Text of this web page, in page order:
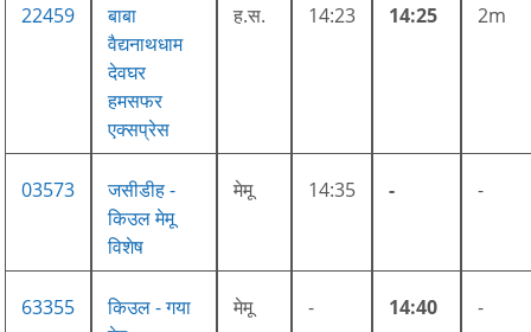
22459
बाबा
वैद्यनाथधाम
देवघर
हमसफर
एक्सप्रेस
ह.स. 14:23 14:25 2m
03573
जसीडीह -
किउल मेमू
विशेष
मेमू 14:35 - -
63355
किउल - गया
मेमू - 14:40 -